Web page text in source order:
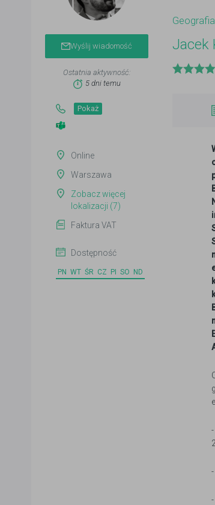
Wyślij wiadomość
Ostatnia aktywność:
5 dni temu
Pokaż
Online
Warszawa
Zobacz więcej
lokalizacji (7)
Faktura VAT
Dostępność
PN WT ŚR CZ PI SO ND
Geografia
Jacek